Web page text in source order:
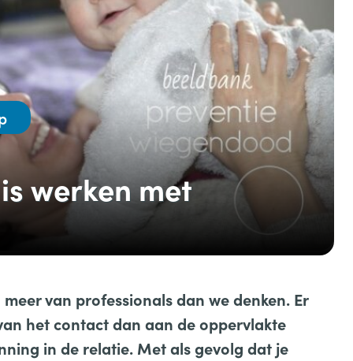
werken met
van professionals dan we denken. Er
het contact dan aan de oppervlakte
in de relatie. Met als gevolg dat je